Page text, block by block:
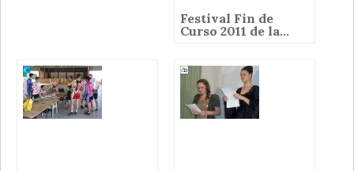
Festival Fin de
Curso 2011 de la...